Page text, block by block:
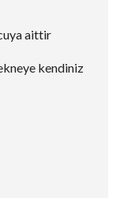
aittir
kendiniz